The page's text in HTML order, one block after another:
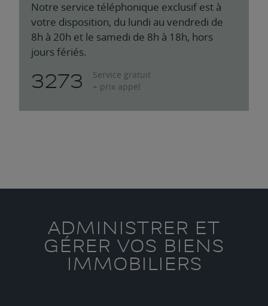
Notre service téléphonique exclusif est à
votre disposition, du lundi au vendredi de
8h à 20h et le samedi de 8h à 18h, hors
jours fériés.
3273
Service gratuit
+ prix appel
ADMINISTRER ET
GÉRER VOS BIENS
IMMOBILIERS